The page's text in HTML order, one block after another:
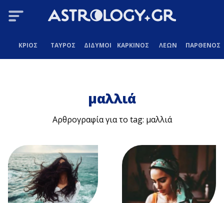
ΚΡΙΟΣ ΤΑΥΡΟΣ ΔΙΔΥΜΟΙ ΚΑΡΚΙΝΟΣ ΛΕΩΝ ΠΑΡΘΕΝΟΣ
μαλλιά
Αρθρογραφία για το tag: μαλλιά